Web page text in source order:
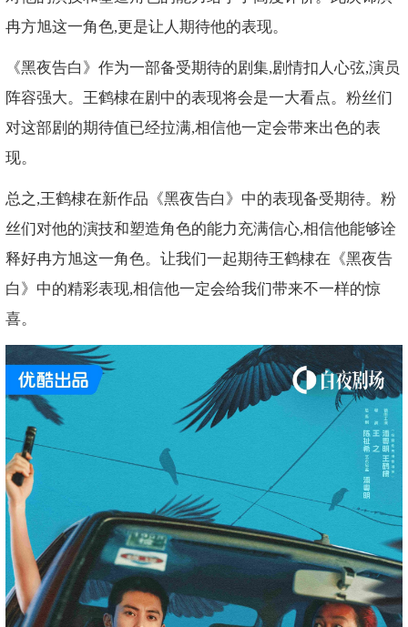
冉方旭这一角色,更是让人期待他的表现。
《黑夜告白》作为一部备受期待的剧集,剧情扣人心弦,演员
阵容强大。王鹤棣在剧中的表现将会是一大看点。粉丝们
对这部剧的期待值已经拉满,相信他一定会带来出色的表
现。
总之,王鹤棣在新作品《黑夜告白》中的表现备受期待。粉
丝们对他的演技和塑造角色的能力充满信心,相信他能够诠
释好冉方旭这一角色。让我们一起期待王鹤棣在《黑夜告
白》中的精彩表现,相信他一定会给我们带来不一样的惊
喜。